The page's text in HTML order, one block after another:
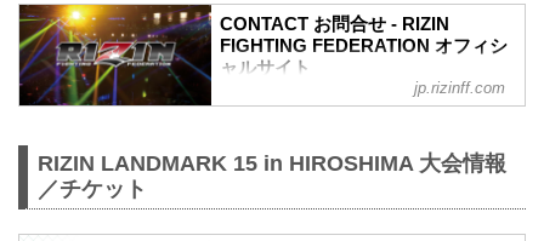
CLUB先行
③先行販売（オフィシャルサイト先行・
プレイガイド先行・番組・チラシ等 順不
④各プレイガイドの一般発売
確保のみで、...
CONTACT お問合せ - RIZIN
FIGHTING FEDERATION オフィシ
ャルサイト
jp.rizinff.com
RIZIN LANDMARK 15 in HIROSHIMA 大会情報
／チケット